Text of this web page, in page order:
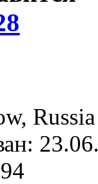
Russia